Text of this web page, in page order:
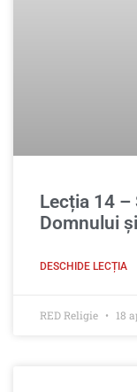
Lecția 14
Domnului
DESCHIDE LECȚIA
RED Religie 18